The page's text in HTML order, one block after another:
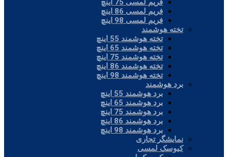
فریم لمسی 75 اینچ
فریم لمسی 86 اینچ
فریم لمسی 98 اینچ
تخته هوشمند
تخته هوشمند 55 اینچ
تخته هوشمند 65 اینچ
تخته هوشمند 75 اینچ
تخته هوشمند 86 اینچ
تخته هوشمند 98 اینچ
برد هوشمند
برد هوشمند 55 اینچ
برد هوشمند 65 اینچ
برد هوشمند 75 اینچ
برد هوشمند 86 اینچ
برد هوشمند 98 اینچ
نمایشگر تجاری
کیوسک لمسی